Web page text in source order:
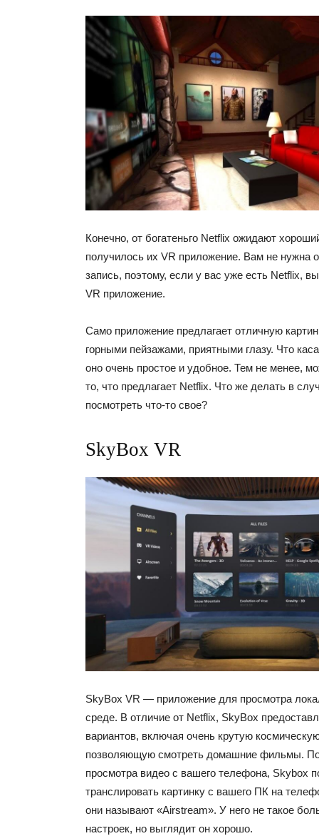
Конечно, от богатеньго Netflix ожидают
получилось их VR приложение. Вам не нужна
запись, поэтому, если у вас уже есть Netflix,
VR приложение.
Само приложение предлагает отличную
горными пейзажами, приятными глазу. Что
оно очень простое и удобное. Тем не менее,
то, что предлагает Netflix. Что же делать в
посмотреть что-то свое?
SkyBox VR
SkyBox VR — приложение для просмотра
среде. В отличие от Netflix, SkyBox
вариантов, включая очень крутую
позволяющую смотреть домашние фильмы.
просмотра видео с вашего телефона, Skybox
транслировать картинку с вашего ПК на
они называют «Airstream». У него не такое
настроек, но выглядит он хорошо.